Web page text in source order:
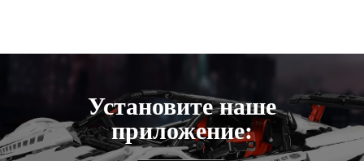
Установите наше
приложение: